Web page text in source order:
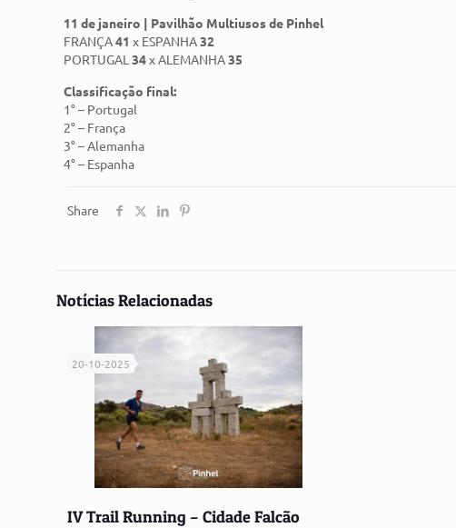
11 de janeiro | Pavilhão Multiusos de Pinhel
FRANÇA41 x ESPANHA32
PORTUGAL34x ALEMANHA35
Classificação final:
1° – Portugal
2° – França
3° – Alemanha
4° – Espanha
Share
Notícias Relacionadas
20-10-2025
IV Trail Running – Cidade Falcão